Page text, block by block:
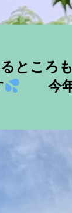
ところ
今年